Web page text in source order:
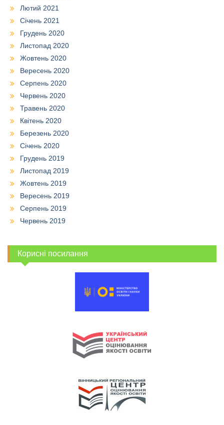
Лютий 2021
Січень 2021
Грудень 2020
Листопад 2020
Жовтень 2020
Вересень 2020
Серпень 2020
Червень 2020
Травень 2020
Квітень 2020
Березень 2020
Січень 2020
Грудень 2019
Листопад 2019
Жовтень 2019
Вересень 2019
Серпень 2019
Червень 2019
Корисні посилання